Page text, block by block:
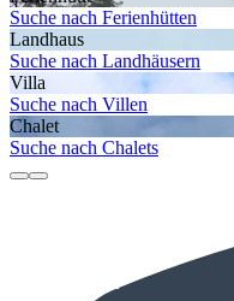
Suche nach Ferienhütten
Landhaus
Suche nach Landhäusern
Villa
Suche nach Villen
Chalet
Suche nach Chalets